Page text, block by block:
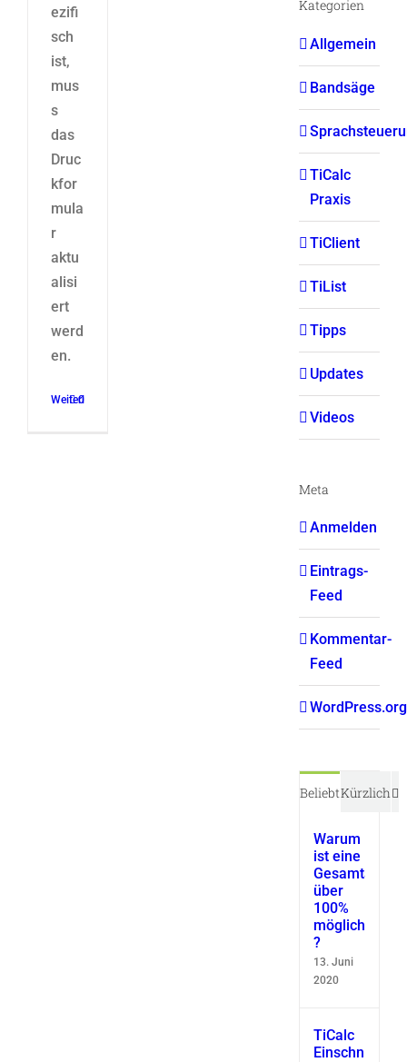
ezifi
sch
ist,
mus
s
das
Druc
kfor
mula
r
aktu
alisi
ert
werd
en.
Weiterlesen
0
Kategorien
Allgemein
Bandsäge
TiCalc
Praxis
TiClient
TiList
Tipps
Updates
Videos
Meta
Anmelden
Eintrags-
Feed
Kommentar-
Feed
WordPress.org
BeliebtKürzlich
Warum
ist eine
über
100%
möglich
?
13. Juni
2020
TiCalc